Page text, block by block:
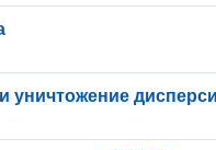
уничтожение